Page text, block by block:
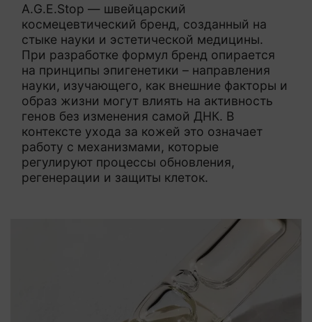
A.G.E.Stop — швейцарский
космецевтический бренд, созданный на
стыке науки и эстетической медицины.
При разработке формул бренд опирается
на принципы эпигенетики – направления
науки, изучающего, как внешние факторы и
образ жизни могут влиять на активность
генов без изменения самой ДНК. В
контексте ухода за кожей это означает
работу с механизмами, которые
регулируют процессы обновления,
регенерации и защиты клеток.